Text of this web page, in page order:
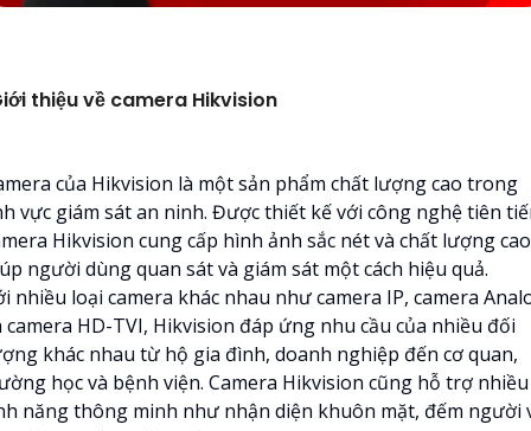
thiệu về camera Hikvision
của Hikvision là một sản phẩm chất lượng cao trong
vực giám sát an ninh. Được thiết kế với công nghệ tiên
Hikvision cung cấp hình ảnh sắc nét và chất lượng
người dùng quan sát và giám sát một cách hiệu quả.
nhiều loại camera khác nhau như camera IP, camera
camera HD-TVI, Hikvision đáp ứng nhu cầu của nhiều đối
khác nhau từ hộ gia đình, doanh nghiệp đến cơ quan,
học và bệnh viện. Camera Hikvision cũng hỗ trợ nhiều
năng thông minh như nhận diện khuôn mặt, đếm người